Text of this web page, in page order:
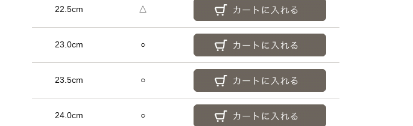
22.5cm △
23.0cm ○
23.5cm ○
24.0cm ○